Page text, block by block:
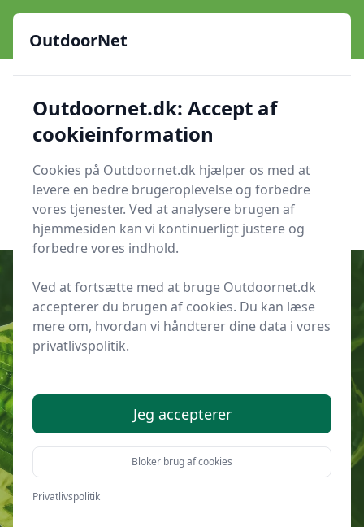
OutdoorNet - Inspiration, guides og grej til livet under åben
himmel
23 produktyper 🔐Sikker nethandel
Verificerede webshops
OutdoorNet
Søg nu
Søg nu
Udgivet iFriluftsliv
11 vilde planter, der dæmper kløe
OutdoorNet
Outdoornet.dk: Accept af
cookieinformation
Cookies på Outdoornet.dk hjælper os med at
levere en bedre brugeroplevelse og forbedre
vores tjenester. Ved at analysere brugen af
hjemmesiden kan vi kontinuerligt justere og
forbedre vores indhold.
Ved at fortsætte med at bruge Outdoornet.dk
accepterer du brugen af cookies. Du kan læse
mere om, hvordan vi håndterer dine data i vores
privatlivspolitik.
Jeg accepterer
Bloker brug af cookies
Privatlivspolitik